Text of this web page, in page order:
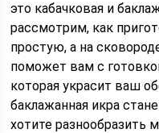
это кабачковая и
рассмотрим, как
простую, а на
поможет вам с
которая украсит ваш
баклажанная икра
хотите